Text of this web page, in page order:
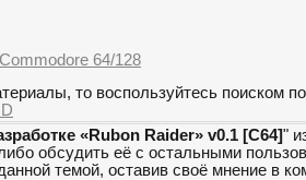
64/128
то воспользуйтесь поиском по
«Rubon Raider» v0.1 [C64]"
обсудить её с остальными
темой, оставив своё мнение в